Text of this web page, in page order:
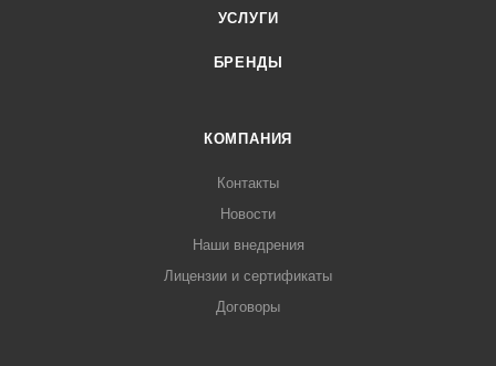
УСЛУГИ
БРЕНДЫ
КОМПАНИЯ
Контакты
Новости
Наши внедрения
Лицензии и сертификаты
Договоры